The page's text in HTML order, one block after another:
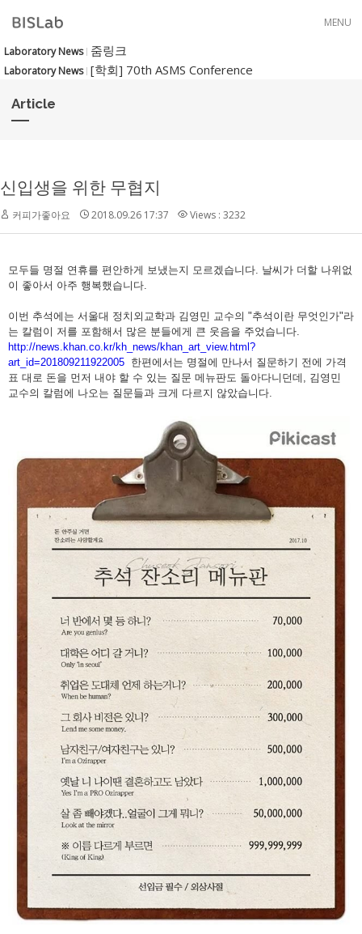
MENU
Laboratory News 줌링크
Laboratory News [학회] 70th ASMS Conference
Article
신입생을 위한 무협지
커피가좋아요 2018.09.26 17:37 Views : 3232
모두들 명절 연휴를 편안하게 보냈는지 모르겠습니다. 날씨가 더할 나위없
이 좋아서 아주 행복했습니다.
이번 추석에는 서울대 정치외교학과 김영민 교수의 "추석이란 무엇인가"라
는 칼럼이 저를 포함해서 많은 분들에게 큰 웃음을 주었습니다.
http://news.khan.co.kr/kh_news/khan_art_view.html?
art_id=201809211922005 한편에서는 명절에 만나서 질문하기 전에 가격
표 대로 돈을 먼저 내야 할 수 있는 질문 메뉴판도 돌아다니던데, 김영민
교수의 칼럼에 나오는 질문들과 크게 다르지 않았습니다.